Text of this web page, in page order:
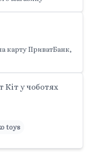
карту ПриватБанк,
Кіт у чоботях
toys